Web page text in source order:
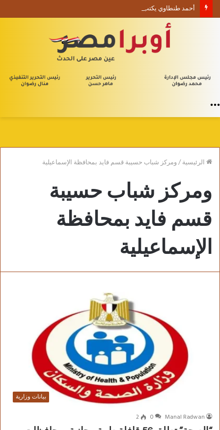
أحمد طنطاوي يكتب حين يصبح الوجود علامة استفهام
الرئيسية/ومركز شباب حسيبة قسم فايد بمحافظة الإسماعيلية
ومركز شباب حسيبة
قسم فايد بمحافظة
الإسماعيلية
بيانات وزارية
Manal Radwan
0
2